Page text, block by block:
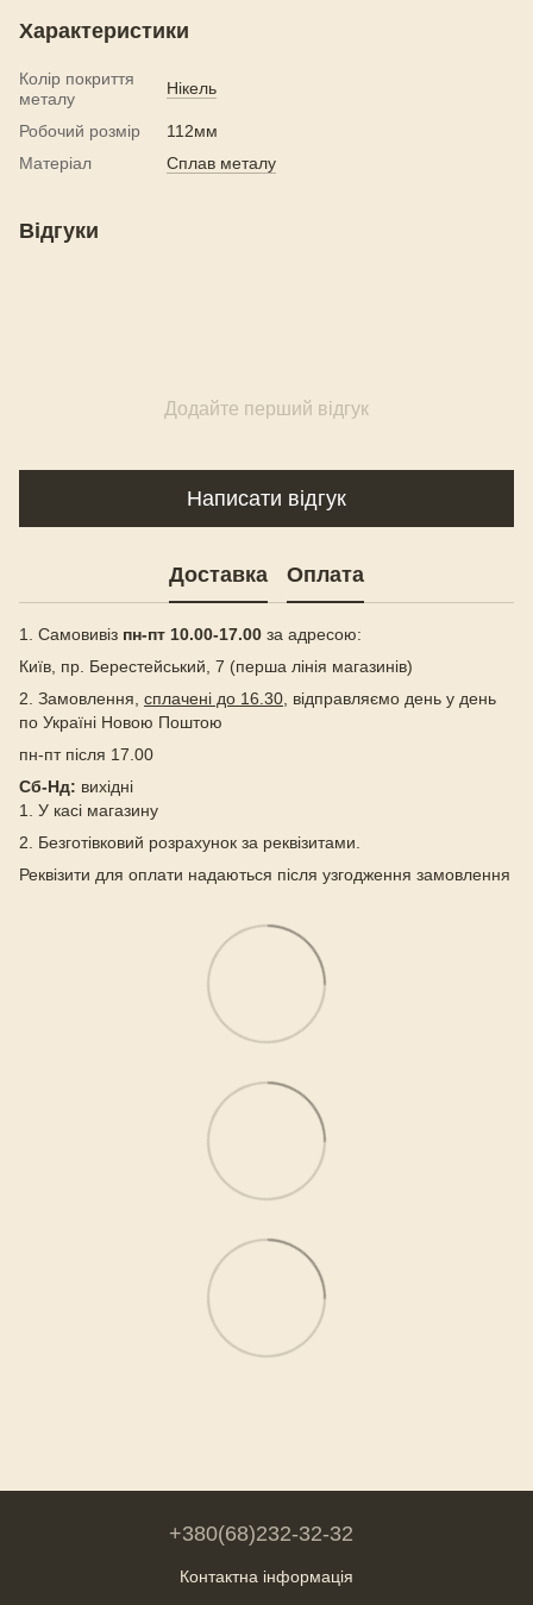
Характеристики
Колір покриття
металу
Нікель
Робочий розмір
112мм
Матеріал
Сплав металу
Відгуки
Додайте перший відгук
Написати відгук
Доставка Оплата
1. Самовивіз пн-пт 10.00-17.00 за адресою:
Київ, пр. Берестейський, 7 (перша лінія магазинів)
2. Замовлення, сплачені до 16.30, відправляємо день у день
по Україні Новою Поштою
пн-пт після 17.00
Сб-Нд: вихідні
1. У касі магазину
2. Безготівковий розрахунок за реквізитами.
Реквізити для оплати надаються після узгодження замовлення
+380(68)232-32-32
Контактна інформація